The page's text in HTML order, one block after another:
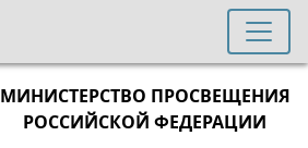
МИНИСТЕРСТВО ПРОСВЕЩЕНИЯ
РОССИЙСКОЙ ФЕДЕРАЦИИ